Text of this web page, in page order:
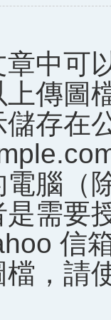
中可
傳圖
存在
腦（
需要
信
，請